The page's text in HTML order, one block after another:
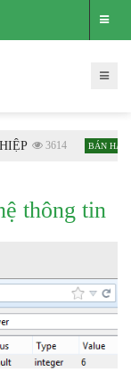
3614 BÁN HÀNG
thông tin